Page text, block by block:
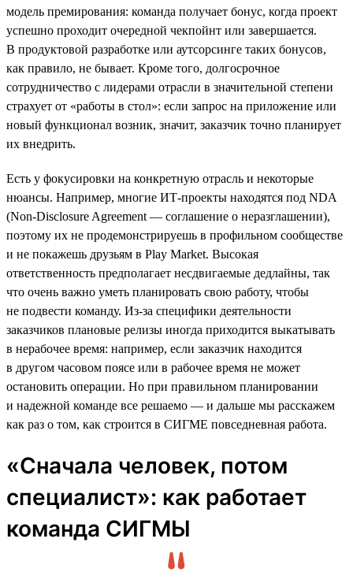
модель премирования: команда получает бонус, когда проект
успешно проходит очередной чекпойнт или завершается.
В продуктовой разработке или аутсорсинге таких бонусов,
как правило, не бывает. Кроме того, долгосрочное
сотрудничество с лидерами отрасли в значительной степени
страхует от «работы в стол»: если запрос на приложение или
новый функционал возник, значит, заказчик точно планирует
их внедрить.
Есть у фокусировки на конкретную отрасль и некоторые
нюансы. Например, многие ИТ-проекты находятся под NDA
(Non-Disclosure Agreement — соглашение о неразглашении),
поэтому их не продемонстрируешь в профильном сообществе
и не покажешь друзьям в Play Market. Высокая
ответственность предполагает несдвигаемые дедлайны, так
что очень важно уметь планировать свою работу, чтобы
не подвести команду. Из-за специфики деятельности
заказчиков плановые релизы иногда приходится выкатывать
в нерабочее время: например, если заказчик находится
в другом часовом поясе или в рабочее время не может
остановить операции. Но при правильном планировании
и надежной команде все решаемо — и дальше мы расскажем
как раз о том, как строится в СИГМЕ повседневная работа.
«Сначала человек, потом
специалист»: как работает
команда СИГМЫ